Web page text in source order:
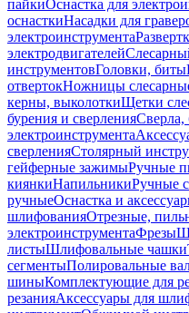
пайкиОснастка для
оснасткиНасадки для
электроинструмента
электродвигателей
инструментовГоловки, биты
отвертокНожницы
керны, выколоткиЩетки
бурения и сверленияСверла,
электроинструмента
сверленияСтолярный
гейферные зажимыРучные
киянкиНапильникиРучные
ручныеОснастка и
шлифованияОтрезные,
электроинструментаФрезы
листыШлифовальные чашки
сегментыПолировальные
шиныКомплектующие для
резанияАксессуары для